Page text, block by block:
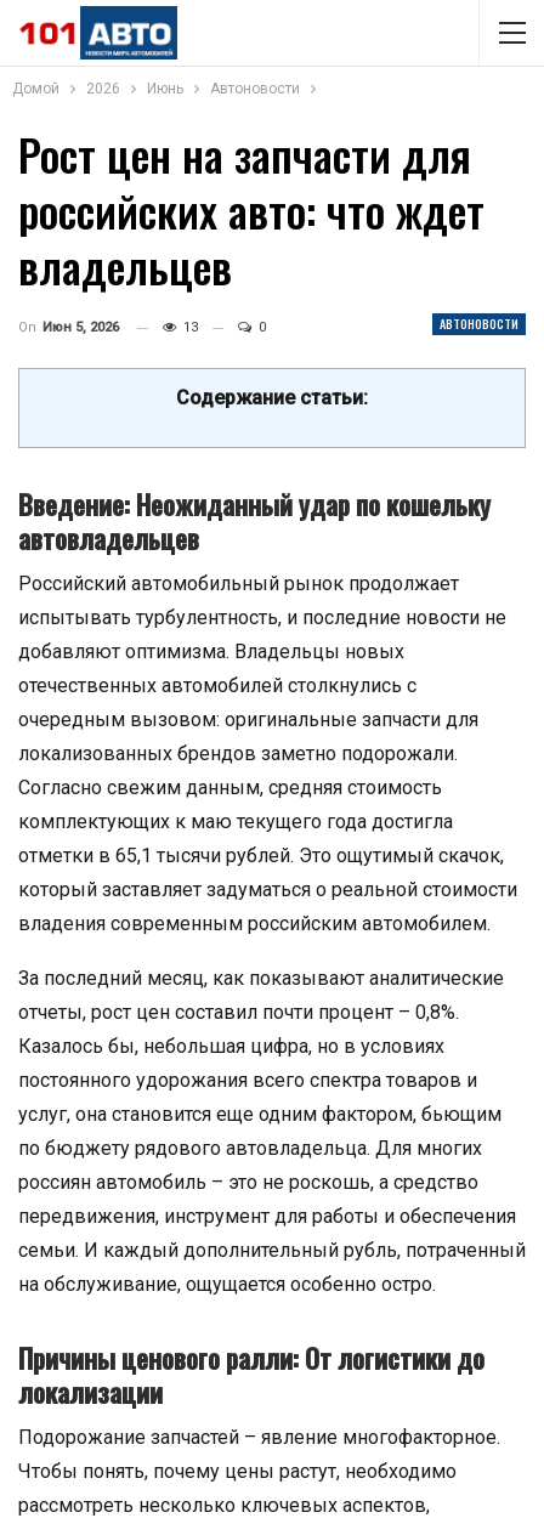
Домой 2026 Июнь Автоновости
Рост цен на запчасти для
российских авто: что ждет
владельцев
АВТОНОВОСТИ
On Июн 5, 2026 13 0
Содержание статьи:
Введение: Неожиданный удар по кошельку
автовладельцев
Российский автомобильный рынок продолжает
испытывать турбулентность, и последние новости не
добавляют оптимизма. Владельцы новых
отечественных автомобилей столкнулись с
очередным вызовом: оригинальные запчасти для
локализованных брендов заметно подорожали.
Согласно свежим данным, средняя стоимость
комплектующих к маю текущего года достигла
отметки в 65,1 тысячи рублей. Это ощутимый скачок,
который заставляет задуматься о реальной стоимости
владения современным российским автомобилем.
За последний месяц, как показывают аналитические
отчеты, рост цен составил почти процент – 0,8%.
Казалось бы, небольшая цифра, но в условиях
постоянного удорожания всего спектра товаров и
услуг, она становится еще одним фактором, бьющим
по бюджету рядового автовладельца. Для многих
россиян автомобиль – это не роскошь, а средство
передвижения, инструмент для работы и обеспечения
семьи. И каждый дополнительный рубль, потраченный
на обслуживание, ощущается особенно остро.
Причины ценового ралли: От логистики до
локализации
Подорожание запчастей – явление многофакторное.
Чтобы понять, почему цены растут, необходимо
рассмотреть несколько ключевых аспектов,